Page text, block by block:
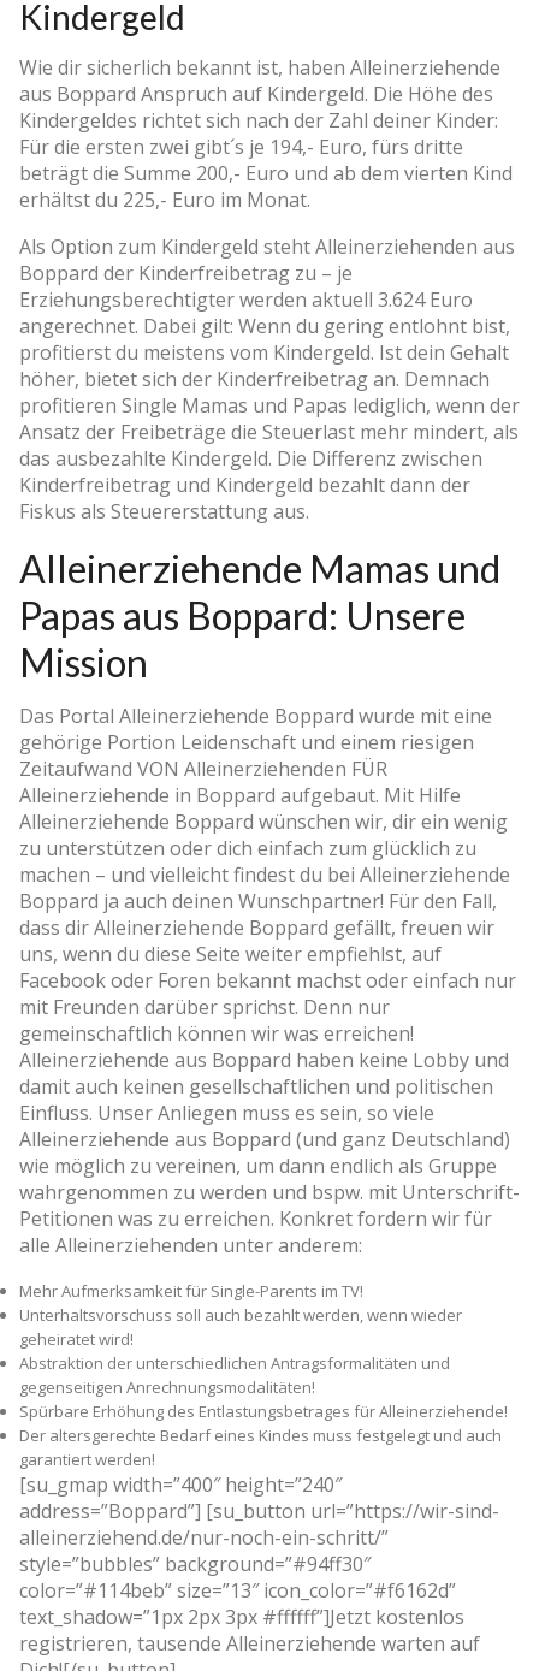
Kindergeld
Wie dir sicherlich bekannt ist, haben Alleinerziehende
aus Boppard Anspruch auf Kindergeld. Die Höhe des
Kindergeldes richtet sich nach der Zahl deiner Kinder:
Für die ersten zwei gibt´s je 194,- Euro, fürs dritte
beträgt die Summe 200,- Euro und ab dem vierten Kind
erhältst du 225,- Euro im Monat.
Als Option zum Kindergeld steht Alleinerziehenden aus
Boppard der Kinderfreibetrag zu – je
Erziehungsberechtigter werden aktuell 3.624 Euro
angerechnet. Dabei gilt: Wenn du gering entlohnt bist,
profitierst du meistens vom Kindergeld. Ist dein Gehalt
höher, bietet sich der Kinderfreibetrag an. Demnach
profitieren Single Mamas und Papas lediglich, wenn der
Ansatz der Freibeträge die Steuerlast mehr mindert, als
das ausbezahlte Kindergeld. Die Differenz zwischen
Kinderfreibetrag und Kindergeld bezahlt dann der
Fiskus als Steuererstattung aus.
Alleinerziehende Mamas und
Papas aus Boppard: Unsere
Mission
Das Portal Alleinerziehende Boppard wurde mit eine
gehörige Portion Leidenschaft und einem riesigen
Zeitaufwand VON Alleinerziehenden FÜR
Alleinerziehende in Boppard aufgebaut. Mit Hilfe
Alleinerziehende Boppard wünschen wir, dir ein wenig
zu unterstützen oder dich einfach zum glücklich zu
machen – und vielleicht findest du bei Alleinerziehende
Boppard ja auch deinen Wunschpartner! Für den Fall,
dass dir Alleinerziehende Boppard gefällt, freuen wir
uns, wenn du diese Seite weiter empfiehlst, auf
Facebook oder Foren bekannt machst oder einfach nur
mit Freunden darüber sprichst. Denn nur
gemeinschaftlich können wir was erreichen!
Alleinerziehende aus Boppard haben keine Lobby und
damit auch keinen gesellschaftlichen und politischen
Einfluss. Unser Anliegen muss es sein, so viele
Alleinerziehende aus Boppard (und ganz Deutschland)
wie möglich zu vereinen, um dann endlich als Gruppe
wahrgenommen zu werden und bspw. mit Unterschrift-
Petitionen was zu erreichen. Konkret fordern wir für
alle Alleinerziehenden unter anderem:
Mehr Aufmerksamkeit für Single-Parents im TV!
Unterhaltsvorschuss soll auch bezahlt werden, wenn wieder
geheiratet wird!
Abstraktion der unterschiedlichen Antragsformalitäten und
gegenseitigen Anrechnungsmodalitäten!
Spürbare Erhöhung des Entlastungsbetrages für Alleinerziehende!
Der altersgerechte Bedarf eines Kindes muss festgelegt und auch
garantiert werden!
[su_gmap width=”400″ height=”240″
address=”Boppard”] [su_button url=”https://wir-sind-
alleinerziehend.de/nur-noch-ein-schritt/”
style=”bubbles” background=”#94ff30″
color=”#114beb” size=”13″ icon_color=”#f6162d”
text_shadow=”1px 2px 3px #ffffff”]Jetzt kostenlos
registrieren, tausende Alleinerziehende warten auf